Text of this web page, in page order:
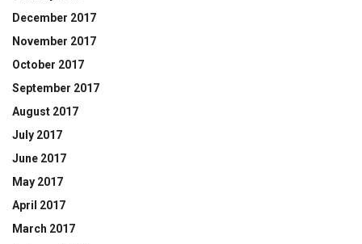
December 2017
November 2017
October 2017
September 2017
August 2017
July 2017
June 2017
May 2017
April 2017
March 2017